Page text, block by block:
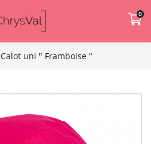
0
Calot uni " Framboise "